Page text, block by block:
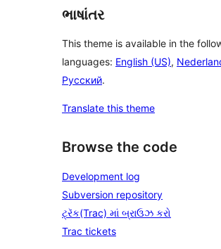
ભાષાંતર
This theme is available in the
languages: English (US),
Русский.
Translate this theme
Browse the code
Development log
Subversion repository
ટ્રૅક(Trac) માં બ્રાઉઝ કરો
Trac tickets